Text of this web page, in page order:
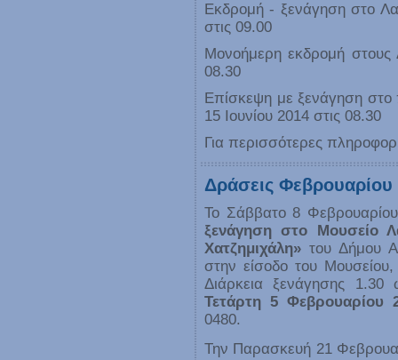
Εκδρομή - ξενάγηση στο
στις 09.00
Μονοήμερη εκδρομή στους
08.30
Επίσκεψη με ξενάγηση στο
15 Ιουνίου 2014 στις 08.30
Για περισσότερες
Δράσεις Φεβρουαρίου
Το Σάββατο 8
ξενάγηση στο Μουσείο
Χατζημιχάλη» του Δήμου
στην είσοδο του
Διάρκεια ξενάγησης
Τετάρτη 5 Φεβρουαρίου
0480.
Την Παρασκευή 21